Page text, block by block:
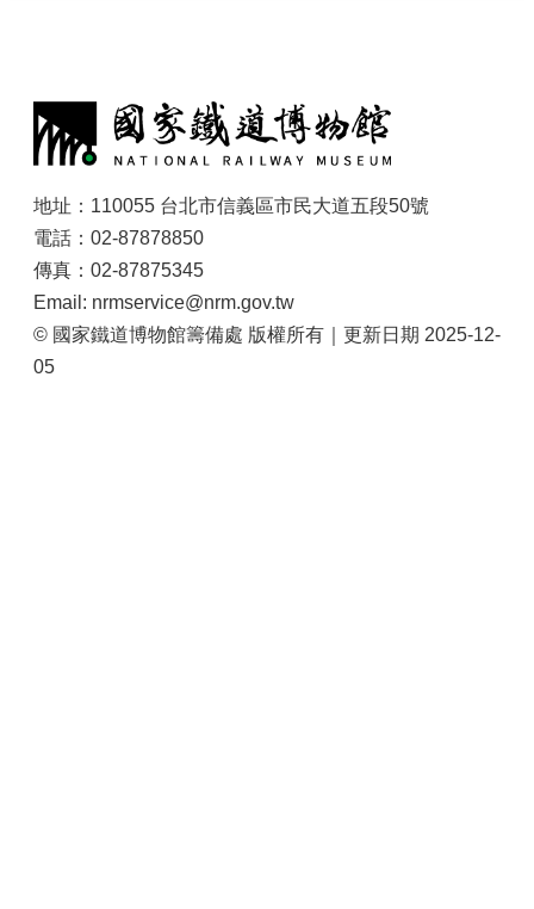
地址：110055 台北市信義區市民大道五段50號
電話：02-87878850
傳真：02-87875345
Email: nrmservice@nrm.gov.tw
© 國家鐵道博物館籌備處 版權所有｜更新日期 2025-12-
05